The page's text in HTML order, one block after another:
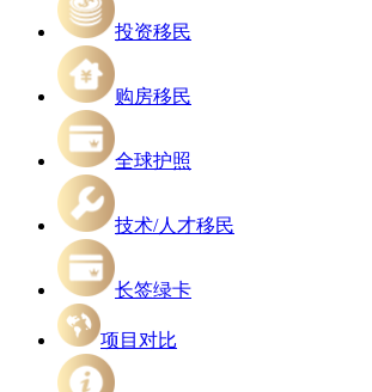
投资移民
购房移民
全球护照
技术/人才移民
长签绿卡
项目对比